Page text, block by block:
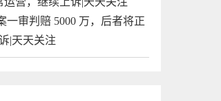
一审判赔 5000 万，后者将正
|天天关注